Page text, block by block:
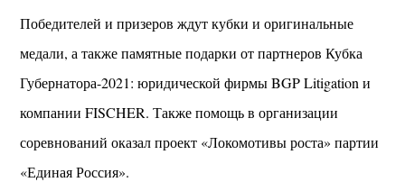
Победителей и призеров ждут кубки и оригинальные
медали, а также памятные подарки от партнеров Кубка
Губернатора-2021: юридической фирмы BGP Litigation и
компании FISCHER. Также помощь в организации
соревнований оказал проект «Локомотивы роста» партии
«Единая Россия».